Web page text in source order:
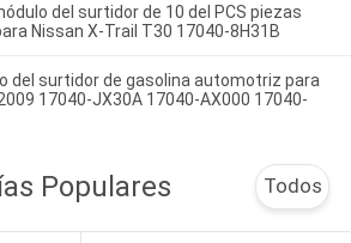
del surtidor de 10 del PCS piezas
Nissan X-Trail T30 17040-8H31B
del surtidor de gasolina automotriz para
17040-JX30A 17040-AX000 17040-
Populares Todos